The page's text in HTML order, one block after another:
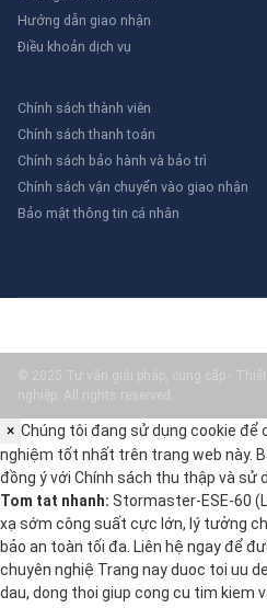
Hướng dẫn giao nhận
Điều khoản dịch vụ
Chính sách thành viên
Chính sách thanh toán
Chính sách bảo hành và bảo trì
Chính sách vận chuyển vào giao nhận
Bảo mật thông tin cá nhân
© 2025 Tư vấn giải pháp, cung cấp -
nghiệp. All rights reserved.
× Chúng tôi đang sử dụng cookie để
nghiệm tốt nhất trên trang web này.
đồng ý với Chính sách thu thập và sử
Tom tat nhanh: Stormaster-ESE-60
xạ sớm công suất cực lớn, lý tưởng
bảo an toàn tối đa. Liên hệ ngay để
chuyên nghiệ Trang nay duoc toi uu
dau, dong thoi giup cong cu tim kiem